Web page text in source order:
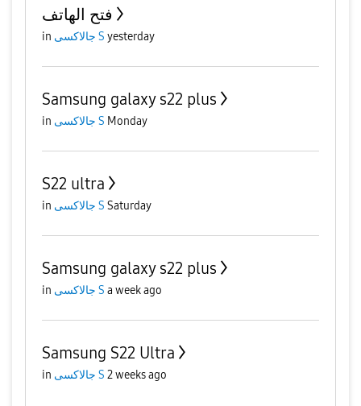
فتح الهاتف
in جالاكسى S yesterday
Samsung galaxy s22 plus
in جالاكسى S Monday
S22 ultra
in جالاكسى S Saturday
Samsung galaxy s22 plus
in جالاكسى S a week ago
Samsung S22 Ultra
in جالاكسى S 2 weeks ago